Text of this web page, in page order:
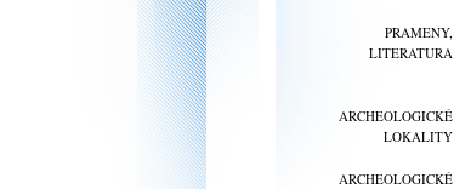
PRAMENY,
LITERATURA
ARCHEOLOGICKÉ
LOKALITY
ARCHEOLOGICKÉ